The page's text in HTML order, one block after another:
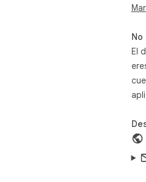
No
El